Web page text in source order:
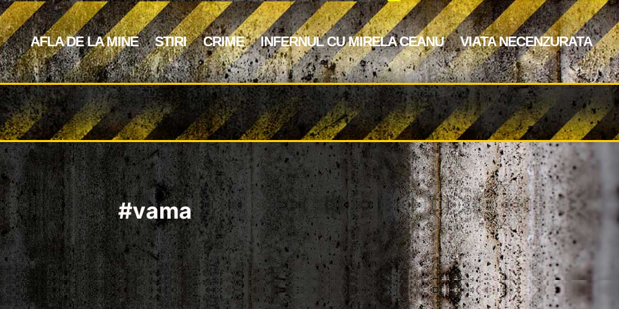
AFLA DE LA MINE STIRI CRIME INFERNUL CU MIRELA CEANU VIATA NECENZURATA
#vama